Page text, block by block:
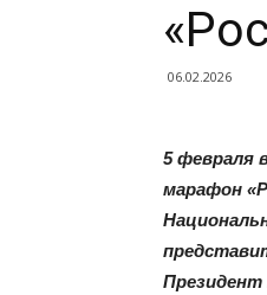
06.02.2026
5 февраля
марафон
Президент